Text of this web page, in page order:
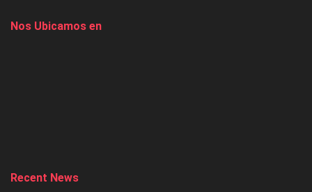
Nos Ubicamos en
Recent News